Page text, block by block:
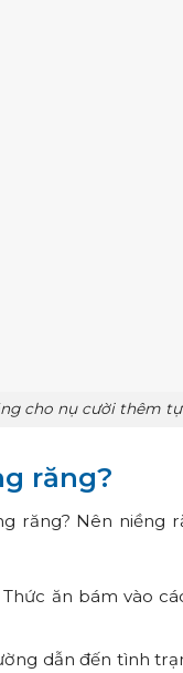
cho nụ cười thêm
răng?
răng? Nên
ăn bám vào
dẫn đến tình